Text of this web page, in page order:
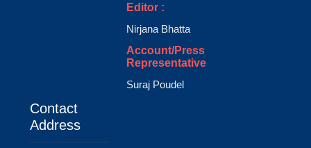
Editor :
Nirjana Bhatta
Account/Press
Representative
Suraj Poudel
Contact
Address